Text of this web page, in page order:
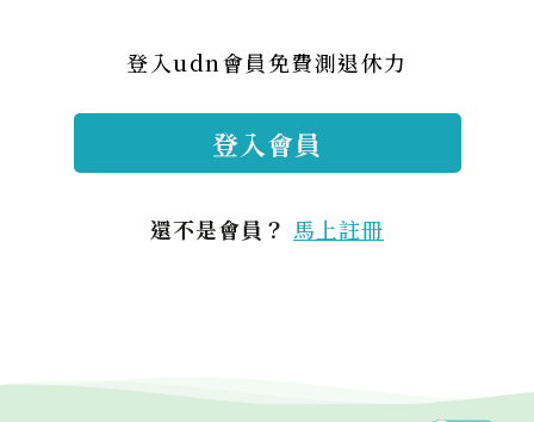
登入udn會員免費測退休力
登入會員
還不是會員？ 馬上註冊